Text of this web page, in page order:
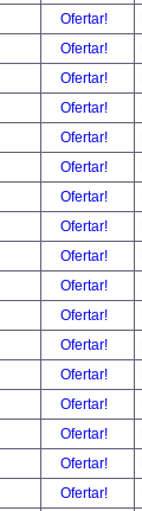
Ofertar!
Ofertar!
Ofertar!
Ofertar!
Ofertar!
Ofertar!
Ofertar!
Ofertar!
Ofertar!
Ofertar!
Ofertar!
Ofertar!
Ofertar!
Ofertar!
Ofertar!
Ofertar!
Ofertar!